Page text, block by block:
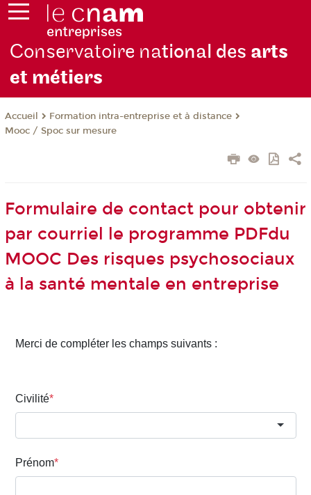
Conservatoire national des arts
et métiers
Accueil
Formation intra-entreprise et à distance
Mooc / Spoc sur mesure
Formulaire de contact pour obtenir
par courriel le programme PDFdu
MOOC Des risques psychosociaux
à la santé mentale en entreprise